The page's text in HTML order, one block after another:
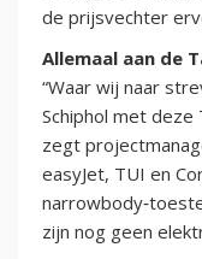
de prijsvechter
Allemaal aan de
“Waar wij naar
Schiphol met
zegt
easyJet, TUI en
zijn nog geen